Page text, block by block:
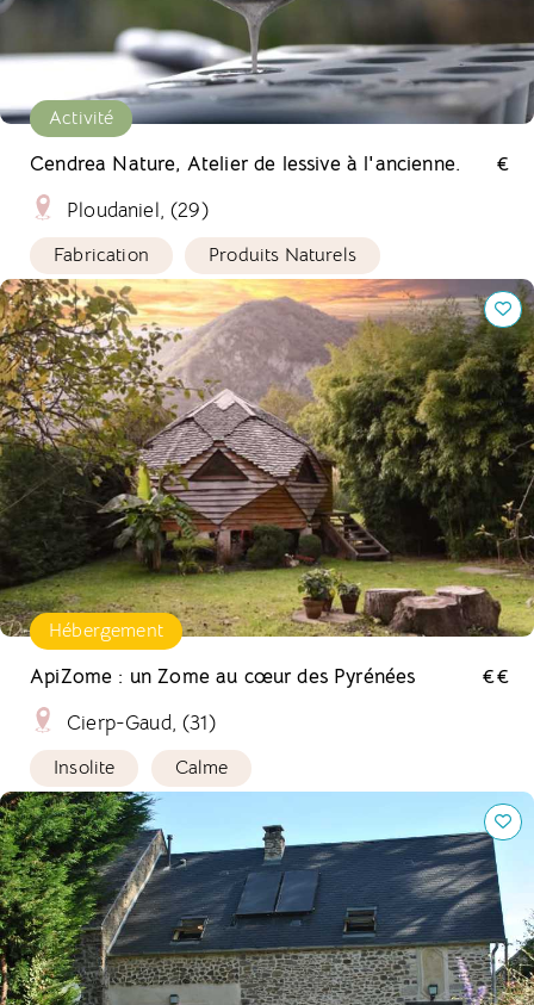
Activité
Cendrea Nature, Atelier de lessive à l'ancienne.
€
Ploudaniel, (29)
Fabrication Produits Naturels
Hébergement
ApiZome : un Zome au cœur des Pyrénées
€€
Cierp-Gaud, (31)
Insolite Calme
ApiZome : un Zome au cœur des Pyrénées
La Charrette Bleue : un gîte écologique en Normandie